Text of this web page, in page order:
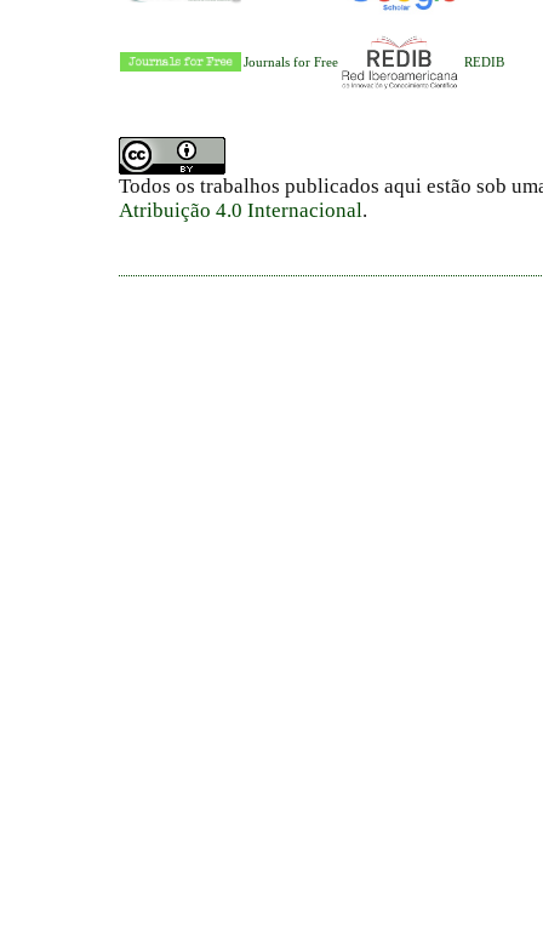
Journals for Free REDIB
Todos os trabalhos publicados aqui estão sob
Atribuição 4.0 Internacional.